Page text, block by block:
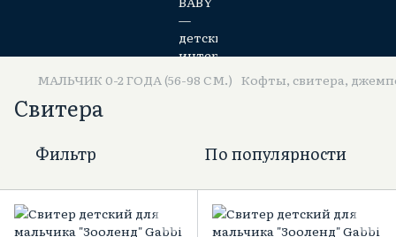
МАЛЬЧИК 0-2 ГОДА (56-98 СМ.) Кофты, свитера,
Свитера
Фильтр По популярности